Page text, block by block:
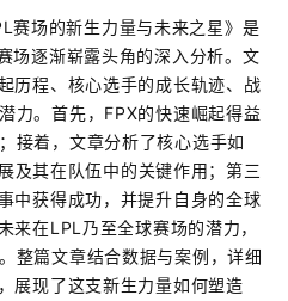
赛场的新生力量与未来之星》是
场逐渐崭露头角的深入分析。文
历程、核心选手的成长轨迹、战
力。首先，FPX的快速崛起得益
接着，文章分析了核心选手如
及其在队伍中的关键作用；第三
中获得成功，并提升自身的全球
来在LPL乃至全球赛场的潜力，
整篇文章结合数据与案例，详细
展现了这支新生力量如何塑造